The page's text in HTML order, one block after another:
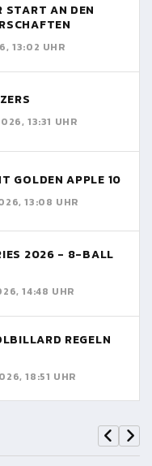
START AN DEN
13:02 UHR
13:31 UHR
GOLDEN APPLE 10
13:08 UHR
2026 - 8-BALL
14:48 UHR
REGELN
18:51 UHR